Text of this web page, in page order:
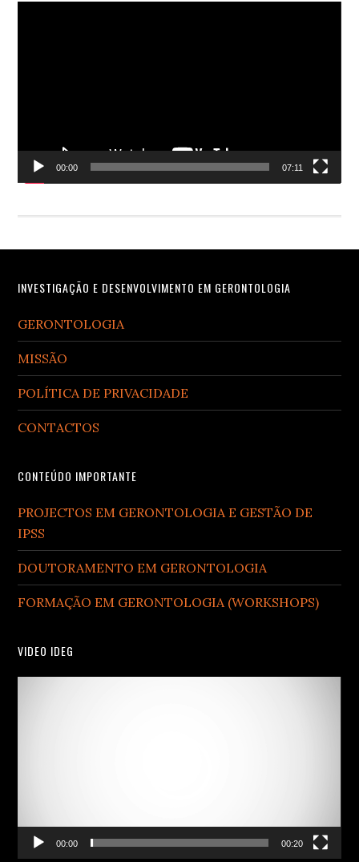
00:00 07:11
Footer
INVESTIGAÇÃO E DESENVOLVIMENTO EM GERONTOLOGIA
GERONTOLOGIA
MISSÃO
POLÍTICA DE PRIVACIDADE
CONTACTOS
CONTEÚDO IMPORTANTE
PROJECTOS EM GERONTOLOGIA E GESTÃO DE
IPSS
DOUTORAMENTO EM GERONTOLOGIA
FORMAÇÃO EM GERONTOLOGIA (WORKSHOPS)
VIDEO IDEG
00:00 00:20